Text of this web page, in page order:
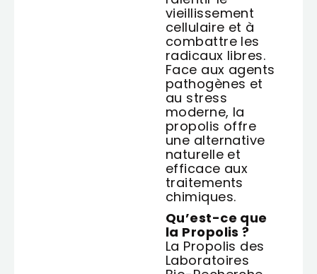
vieillissement
cellulaire et à
combattre les
radicaux libres.
Face aux agents
pathogènes et
au stress
moderne, la
propolis offre
une alternative
naturelle et
efficace aux
traitements
chimiques.
Qu’est-ce que
la Propolis ?
La Propolis des
Laboratoires